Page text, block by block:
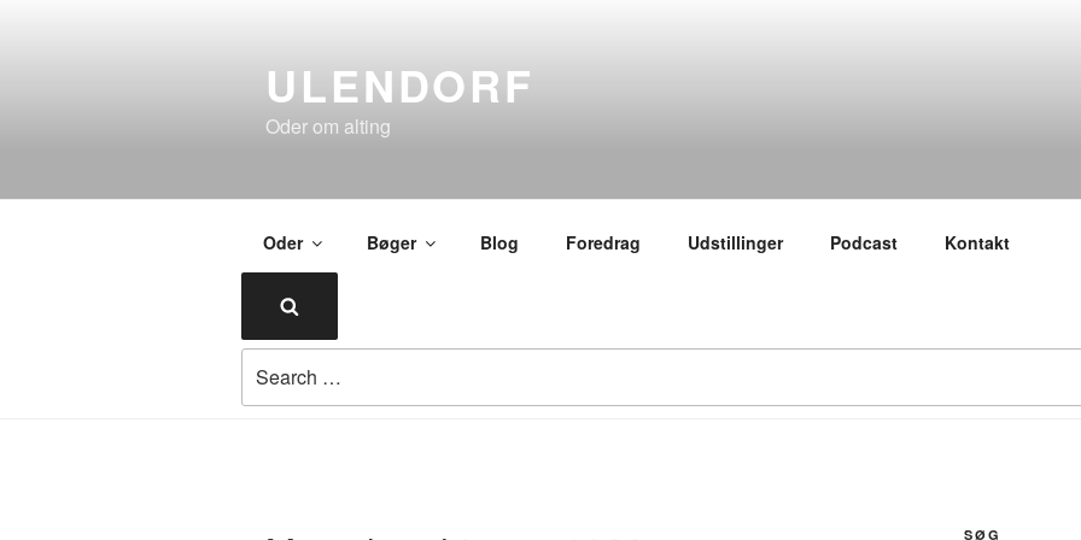
ULENDORF
Oder om alting
Oder Bøger Blog Foredrag Udstillinger Podcast Kontakt
Search
for:
SØG